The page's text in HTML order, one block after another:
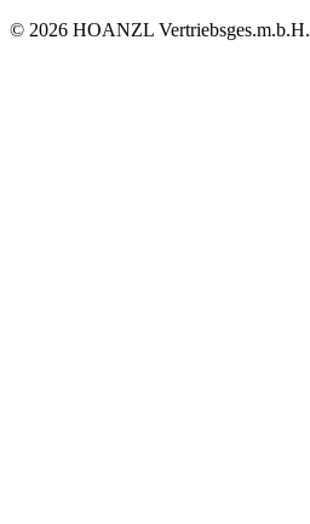
© 2026 HOANZL Vertriebsges.m.b.H.